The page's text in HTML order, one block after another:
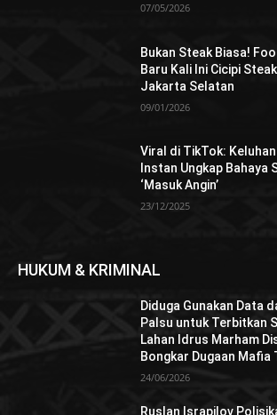
07/05/2026
Bukan Steak Biasa!
Baru Kali Ini Cicipi
Jakarta Selatan
09/01/2026
Viral di TikTok:
Instan Ungkap Bahaya
‘Masuk Angin’
23/12/2025
HUKUM & KRIMINAL
Diduga Gunakan Data
Palsu untuk Terbitkan
Lahan Idrus Marham
Bongkar Dugaan Mafia
24/06/2026
Ruslan Israpilov